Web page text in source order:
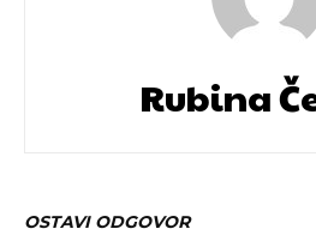
Rubina
OSTAVI ODGOVOR